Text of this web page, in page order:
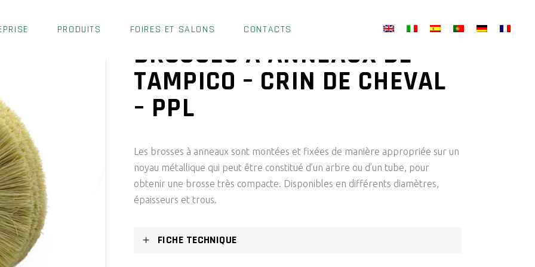
PRODUITS FOIRES ET SALONS CONTACTS
BROSSES À ANNEAUX DE
TAMPICO – CRIN DE CHEVAL
– PPL
Les brosses à anneaux sont montées et fixées de manière appropriée sur un
noyau métallique qui peut être constitué d’un arbre ou d’un tube, pour
obtenir une brosse très compacte. Disponibles en différents diamètres,
épaisseurs et trous.
FICHE TECHNIQUE